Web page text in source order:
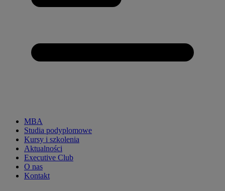
CKP
menu
main
MBA
Studia podyplomowe
Kursy i szkolenia
Aktualności
Executive Club
O nas
Kontakt